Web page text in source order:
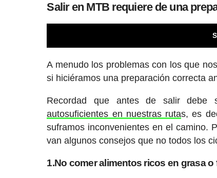
Salir en MTB requiere de una
A menudo los problemas con los que
si hiciéramos una preparación correcta
Recordad que antes de salir debe
autosuficientes en nuestras rutas, es
suframos inconvenientes en el camino.
van algunos consejos que no todos los
1.No comer alimentos ricos en grasa